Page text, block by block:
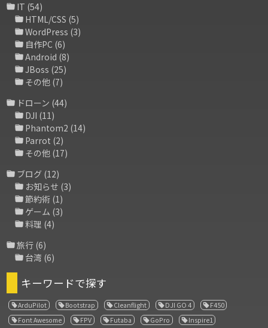
IT (54)
HTML/CSS (5)
WordPress (3)
自作PC (6)
Android (8)
JBoss (25)
その他 (7)
ドローン (44)
DJI (11)
Phantom2 (14)
Parrot (2)
その他 (17)
ブログ (12)
お知らせ (3)
節約術 (1)
ゲーム (3)
料理 (4)
旅行 (6)
台湾 (6)
キーワードで探す
ArduPilot Bootstrap Cleanflight DJI GO 4
F450
Font Awesome
FPV Futaba GoPro
Inspire1